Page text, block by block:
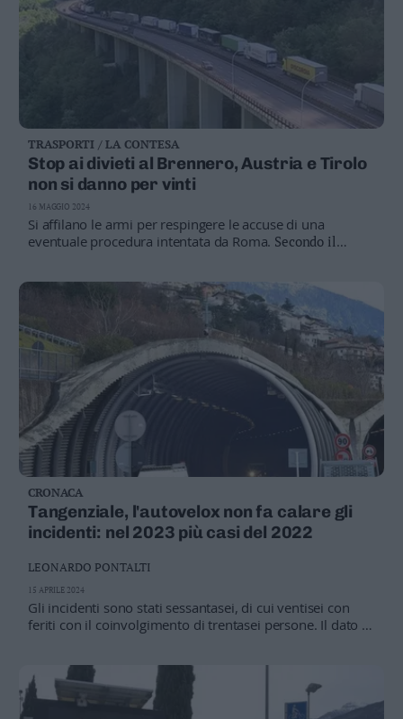
Fassa
Giudicarie
Südtirol
Dolomiti
Leggi/Abbonati
Newsletter
Bazar
Casa
Radio
Dolomiti
Social media
TRASPORTI / LA CONTESA
Stop ai divieti al Brennero, Austria e Tirolo
non si danno per vinti
Si affilano le armi per respingere le accuse di una
eventuale procedura intentata da Roma. Secondo il
e questo nonostante la decisione di Bruxelles"
IL PARERE
«Violata la libera circolazione»
BOLZANO
Kompatscher: serve soluzione condivisa
16 MAGGIO 2024
CRONACA
Tangenziale, l'autovelox non fa calare gli
incidenti: nel 2023 più casi del 2022
Gli incidenti sono stati sessantasei, di cui ventisei con
feriti con il coinvolgimento di trentasei persone. Il dato è
cinquanta), con la tendenza che sta tornando a
"galoppare" verso gli ottantadue sinistri del 2019
LEONARDO PONTALTI
15 APRILE 2024